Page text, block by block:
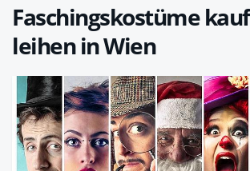
Faschingskostüme
leihen in Wien